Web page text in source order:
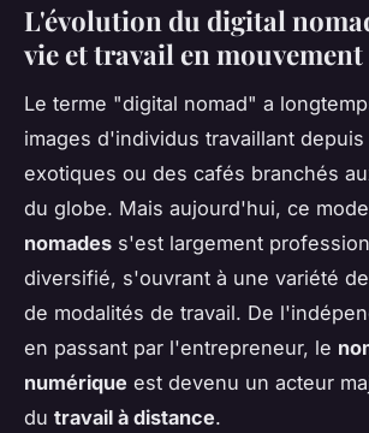
L'évolution du digital
vie et travail en mouvement
Le terme "digital nomad" a
images d'individus travaillant
exotiques ou des cafés branchés
du globe. Mais aujourd'hui, ce
nomades s'est largement
diversifié, s'ouvrant à une variété
de modalités de travail. De
en passant par l'entrepreneur, le
numérique est devenu un acteur
du travail à distance.